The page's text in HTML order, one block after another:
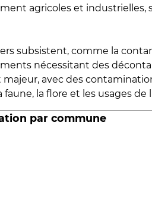
agricoles et industrielles,
subsistent, comme la
nécessitant des
avec des
la flore et les usages de
par commune